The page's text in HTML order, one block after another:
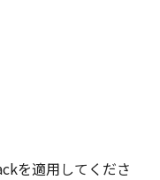
を適用してくださ